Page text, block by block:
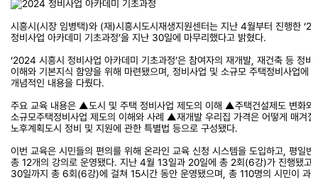
시흥시(시장 임병택)와 (재)시흥시도시재생지원센터는 지난 4월부터 진행한
정비사업 아카데미 기초과정’을 지난 30일에 마무리했다고 밝혔다.
‘2024 시흥시 정비사업 아카데미 기초과정’은 참여자의 재개발, 재건축 등 정비
이해와 기본지식 함양을 위해 마련됐으며, 정비사업 및 소규모 주택정비사업에
개념적인 내용을 다뤘다.
주요 교육 내용은 ▲도시 및 주택 정비사업 제도의 이해 ▲주택건설제도 변화
소규모주택정비사업 제도의 이해와 사례 ▲재개발 우리집 가격은 어떻게 매겨
노후계획도시 정비 및 지원에 관한 특별법 등으로 구성됐다.
이번 교육은 시민들의 편의를 위해 온라인 교육 신청 시스템을 도입하고, 평일반
총 12개의 강의로 운영됐다. 지난 4월 13일과 20일에 총 2회(6강)가 진행됐고
30일까지 총 6회(6강)에 걸쳐 15시간 동안 운영됐으며, 총 110명의 시민이 과